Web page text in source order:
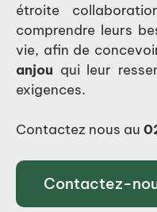
étroite
comprendre leurs
vie, afin de
anjou qui leur
exigences.
Contactez nous au
Contactez-